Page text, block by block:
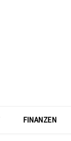
FINANZEN